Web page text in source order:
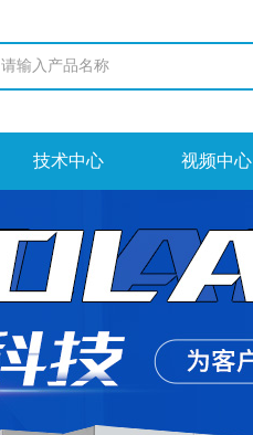
技术中心 视频中心